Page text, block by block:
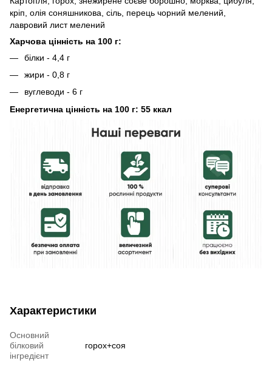
кріп, олія соняшникова, сіль, перець чорний мелений,
лавровий лист мелений
Харчова цінність на 100 г:
білки - 4,4 г
жири - 0,8 г
вуглеводи - 6 г
Енергетична цінність на 100 г: 55 ккал
Характеристики
Основний
білковий
інгредієнт
горох+соя